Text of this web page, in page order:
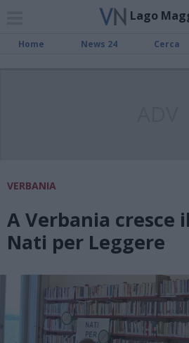
Lago
Home News 24 Cerca
VERBANIA
A Verbania cresce
Nati per Leggere